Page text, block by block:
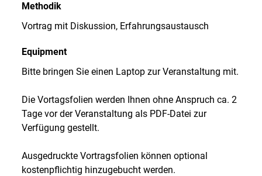
Methodik
Vortrag mit Diskussion, Erfahrungsaustausch
Equipment
Bitte bringen Sie einen Laptop zur Veranstaltung mit.
Die Vortagsfolien werden Ihnen ohne Anspruch ca. 2
Tage vor der Veranstaltung als PDF-Datei zur
Verfügung gestellt.
Ausgedruckte Vortragsfolien können optional
kostenpflichtig hinzugebucht werden.